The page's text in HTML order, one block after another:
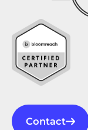
Contact